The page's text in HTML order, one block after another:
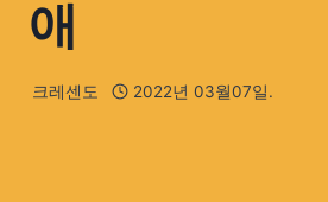
애
크레센도 2022년 03월07일.